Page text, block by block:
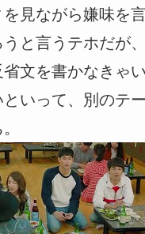
見ながら嫌味を
と言うテホだが
文を書かなきゃ
いって、別のテ